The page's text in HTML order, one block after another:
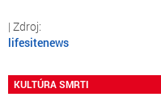
lifesitenews
KULTÚRA SMRTI